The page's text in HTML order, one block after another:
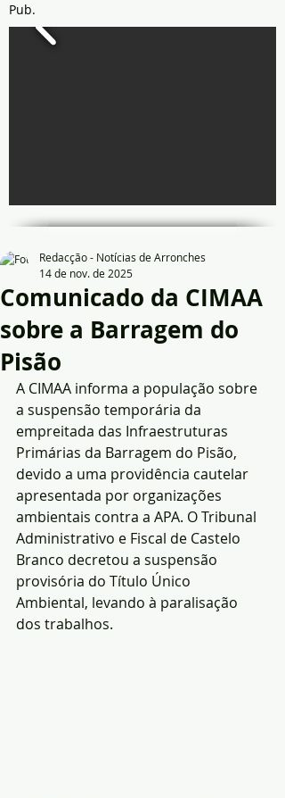
Pub.
Comunicado da CIMAA
sobre a Barragem do
Pisão
Redacção - Notícias de Arronches
14 de nov. de 2025
A CIMAA informa a população sobre
a suspensão temporária da
empreitada das Infraestruturas
Primárias da Barragem do Pisão,
devido a uma providência cautelar
apresentada por organizações
ambientais contra a APA. O Tribunal
Administrativo e Fiscal de Castelo
Branco decretou a suspensão
provisória do Título Único
Ambiental, levando à paralisação
dos trabalhos.